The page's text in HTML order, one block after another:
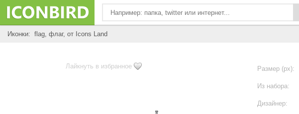
Иконки: flag, флаг, от Icons Land
Лайкнуть в избранное Размер (px):
Из набора:
Дизайнер: